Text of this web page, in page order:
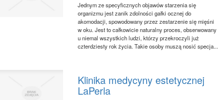
Jednym ze specyficznych objawów starzenia się
organizmu jest zanik zdolności gałki ocznej do
akomodacji, spowodowany przez zestarzenie się mięśni
w oku. Jest to całkowicie naturalny proces, obserwowany
u niemal wszystkich ludzi, którzy przekroczyli już
czterdziesty rok życia. Takie osoby muszą nosić specja...
Klinika medycyny estetycznej
LaPerla